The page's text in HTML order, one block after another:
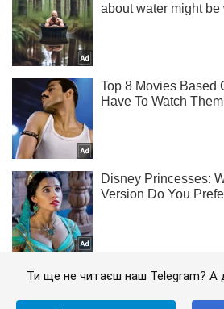
Ти ще не читаєш наш Telegram? А